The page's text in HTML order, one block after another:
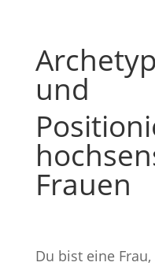
und
Frauen
Du bist eine